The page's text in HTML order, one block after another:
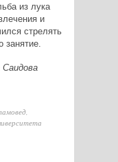
из лука
и
стрелять
занятие.
Саидова